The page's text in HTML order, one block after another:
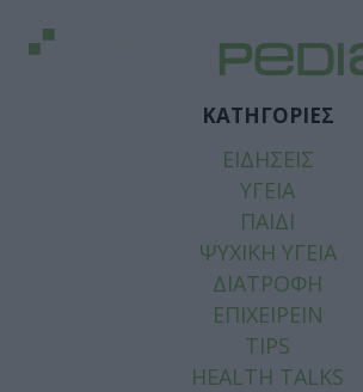
ΚΑΤΗΓΟΡΙΕΣ
ΕΙΔΗΣΕΙΣ
ΥΓΕΙΑ
ΠΑΙΔΙ
ΨΥΧΙΚΗ ΥΓΕΙΑ
ΔΙΑΤΡΟΦΗ
ΕΠΙΧΕΙΡΕΙΝ
TIPS
HEALTH TALKS